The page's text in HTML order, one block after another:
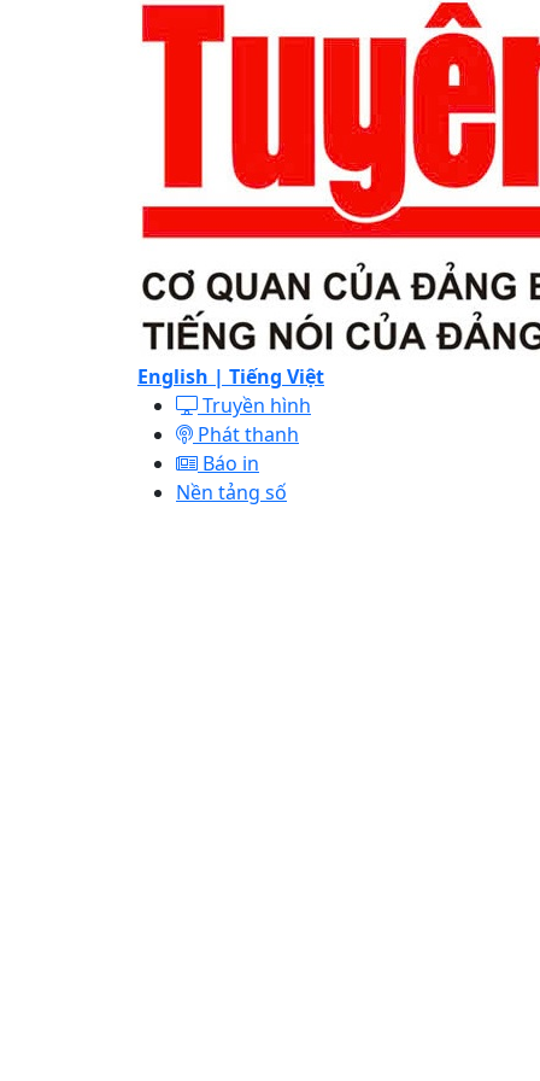
English | Tiếng Việt
Truyền hình
Phát thanh
Báo in
Nền tảng số